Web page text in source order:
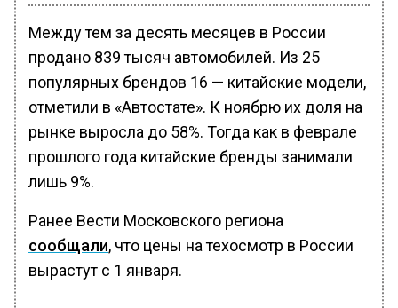
Между тем за десять месяцев в России
продано 839 тысяч автомобилей. Из 25
популярных брендов 16 — китайские модели,
отметили в «Автостате». К ноябрю их доля на
рынке выросла до 58%. Тогда как в феврале
прошлого года китайские бренды занимали
лишь 9%.
Ранее Вести Московского региона
сообщали, что цены на техосмотр в России
вырастут с 1 января.